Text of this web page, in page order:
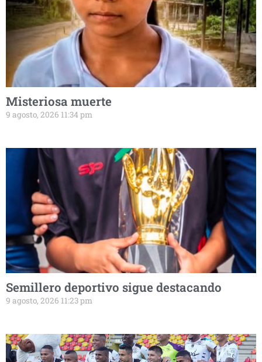
Misteriosa muerte
9 agosto, 2026 11:34 pm
Semillero deportivo sigue destacando
9 agosto, 2026 11:23 pm